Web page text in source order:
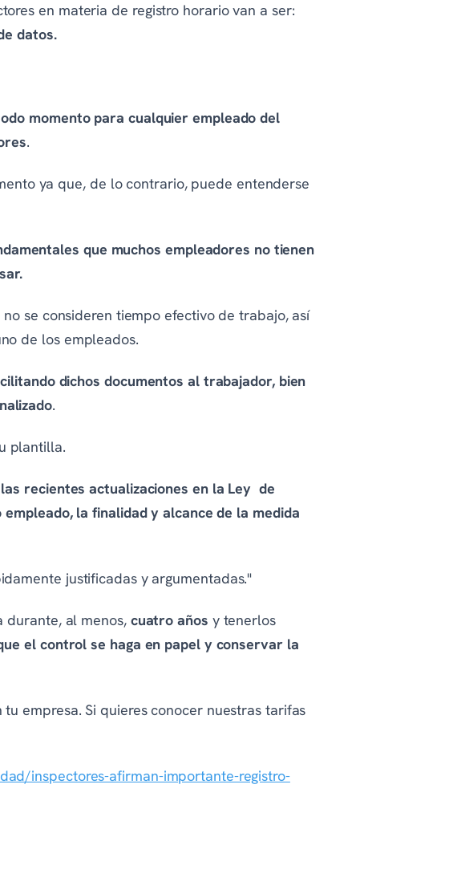
en materia de registro horario van a ser:
datos.
momento para cualquier empleado del
.
ya que, de lo contrario, puede entenderse
que muchos empleadores no tienen
se consideren tiempo efectivo de trabajo, así
de los empleados.
dichos documentos al trabajador, bien
.
plantilla.
recientes actualizaciones en la Ley de
la finalidad y alcance de la medida
justificadas y argumentadas."
durante, al menos, cuatro años y tenerlos
el control se haga en papel y conservar la
empresa. Si quieres conocer nuestras tarifas
inspectores-afirman-importante-registro-